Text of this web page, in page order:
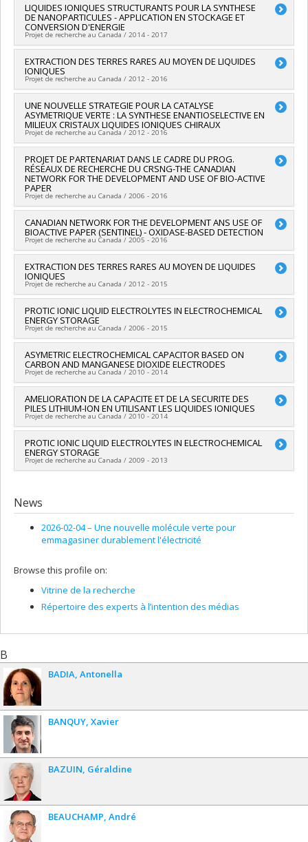
Grant programs:PVXXXXXX-(OIR) Outils et d'instruments de
recherche (de 7 001 $ à 150 000 $)
Lead researcher :Mario Leclerc
Co-researchers :Dominic Rochefort
Funding sources:FRQNT/Fonds de recherche du Québec -
Nature et technologies (FQRNT)
Grant programs:PVXXXXXX-(RS) Programme de
regroupements stratégiques
LIQUIDES IONIQUES STRUCTURANTS POUR LA SYNTHESE
DE NANOPARTICULES - APPLICATION EN STOCKAGE ET
CONVERSION D'ENERGIE
Projet de recherche au Canada / 2014 - 2017
Lead researcher :Dominic Rochefort
Co-researchers :
Andreea-Ruxandra Schmitzer
Timperman
Nature et technologies (FQRNT)
Grant programs:PVXXXXXX-(FQ) Dévelop. de partenariats
stratégiques en matière d'enseignement et de recherche
(CFQCU)
EXTRACTION DES TERRES RARES AU MOYEN DE LIQUIDES
IONIQUES
Projet de recherche au Canada / 2012 - 2016
Lead researcher :Daniel Guay
Co-researchers :Dominic Rochefort
Funding sources:FRQNT/Fonds de recherche du Québec -
Nature et technologies (FQRNT)
Grant programs:PV113724-(PR) Projets de recherche en
équipe (et possibilité d'équipement la première année)
UNE NOUVELLE STRATEGIE POUR LA CATALYSE
ASYMETRIQUE VERTE : LA SYNTHESE ENANTIOSELECTIVE EN
MILIEUX CRISTAUX LIQUIDES IONIQUES CHIRAUX
Projet de recherche au Canada / 2012 - 2016
Lead researcher :Andreea-Ruxandra Schmitzer
Co-researchers :Dominic Rochefort,Shawn Collins
Funding sources: FRQNT/Fonds de recherche du Québec -
Nature et technologies (FQRNT)
Grant programs:PV113724-(PR) Projets de recherche en
équipe (et possibilité d'équipement la première année)
PROJET DE PARTENARIAT DANS LE CADRE DU PROG.
RÉSEAUX DE RECHERCHE DU CRSNG-THE CANADIAN
NETWORK FOR THE DEVELOPMENT AND USE OF BIO-ACTIVE
PAPER
Projet de recherche au Canada / 2006 - 2016
Lead researcher :Dominic Rochefort
Funding sources:McMaster University
Grant programs:
CANADIAN NETWORK FOR THE DEVELOPMENT ANS USE OF
BIOACTIVE PAPER (SENTINEL) - OXIDASE-BASED DETECTION
Projet de recherche au Canada / 2005 - 2016
Co-researchers : Dominic Rochefort
Funding sources:
CRSNG/Conseil de recherches en sciences
naturelles et génie du Canada (CRSNG)
EXTRACTION DES TERRES RARES AU MOYEN DE LIQUIDES
IONIQUES
Projet de recherche au Canada / 2012 - 2015
Lead researcher : Daniel Guay
Co-researchers :Dominic Rochefort
Funding sources:
Grant programs:PV113724-(PR) Projets de recherche en
équipe (et possibilité d'équipement la première année)
PROTIC IONIC LIQUID ELECTROLYTES IN ELECTROCHEMICAL
ENERGY STORAGE
Projet de recherche au Canada / 2006 - 2015
Lead researcher :Dominic Rochefort
Funding sources:CRSNG/Conseil de recherches en sciences
naturelles et génie du Canada (CRSNG)
PVX20965-(RGP) Programme de subvention à
la découverte individuelle ou de groupe
ASYMETRIC ELECTROCHEMICAL CAPACITOR BASED ON
CARBON AND MANGANESE DIOXIDE ELECTRODES
Projet de recherche au Canada / 2010 - 2014
Lead researcher : Dominic Rochefort
Co-researchers :Daniel Bélanger
Funding sources:
recherches en sciences naturelles et génie du Canada
(CRSNG)
Grant programs:PVX20967-(SPS/SPG) Subventions de projets
stratégiques
AMELIORATION DE LA CAPACITE ET DE LA SECURITE DES
PILES LITHIUM-ION EN UTILISANT LES LIQUIDES IONIQUES
Projet de recherche au Canada / 2010 - 2014
Lead researcher : Dean MacNeil
Co-researchers :Dominic Rochefort
Funding sources:
contribuant à réduction et séquestration des gaz effet de
serre
PROTIC IONIC LIQUID ELECTROLYTES IN ELECTROCHEMICAL
ENERGY STORAGE
Projet de recherche au Canada / 2009 - 2013
News
2026-02-04 – Une nouvelle molécule verte pour
emmagasiner durablement l'électricité
Browse this profile on:
Vitrine de la recherche
Répertoire des experts à l’intention des médias
B
BADIA Antonella
BANQUY Xavier
BAZUIN Géraldine
BEAUCHAMP André